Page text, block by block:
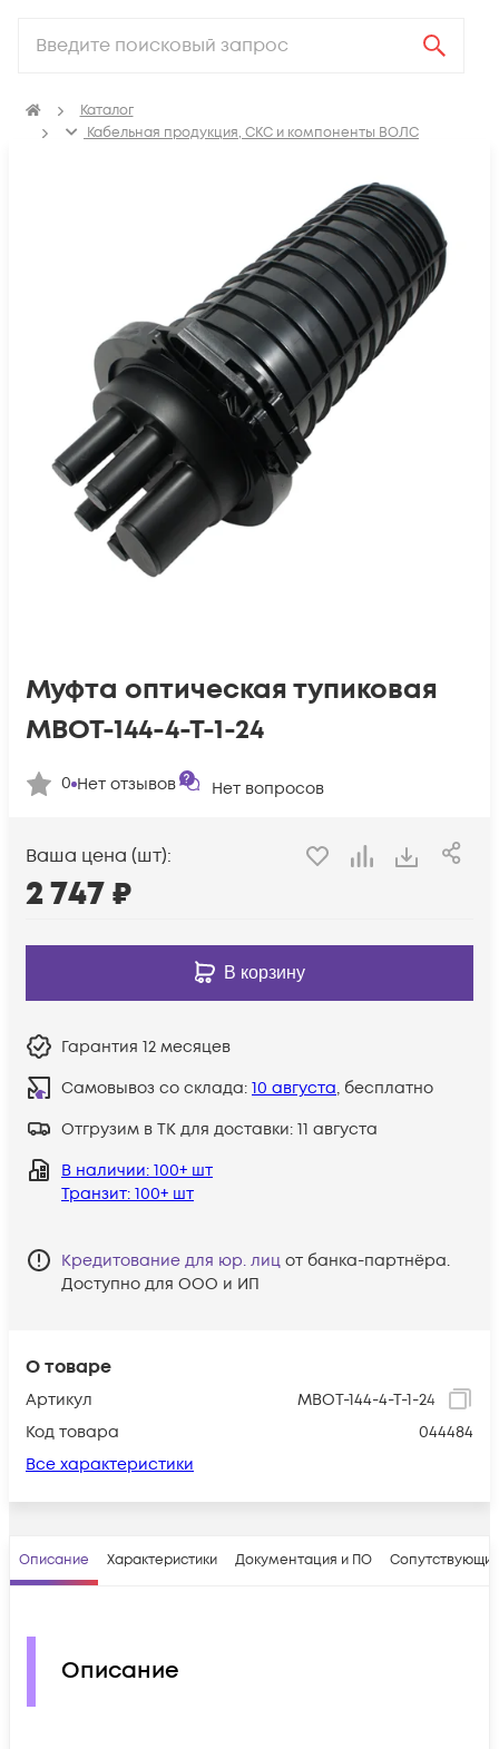
Каталог
Кабельная продукция, СКС и компоненты ВОЛС
О товаре
Артикул
МВОТ-144-4-Т-1-24
Код товара
044484
Все характеристики
Муфта оптическая тупиковая
МВОТ-144-4-Т-1-24
0 Нет отзывов Нет вопросов
Ваша цена (шт):
2 747₽
В корзину
Гарантия 12 месяцев
Самовывоз со склада: 10 августа, бесплатно
Отгрузим в ТК для доставки: 11 августа
В наличии: 100+ шт
Транзит: 100+ шт
Кредитование для юр. лиц от банка-партнёра.
Доступно для ООО и ИП
Описание Характеристики Документация и ПО
Описание